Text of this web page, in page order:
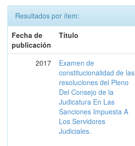
Resultados por ítem:
Fecha de
publicación
Título
2017
Examen de
constitucionalidad de las
resoluciones del Pleno
Del Consejo de la
Judicatura En Las
Sanciones Impuesta A
Los Servidores
Judiciales.